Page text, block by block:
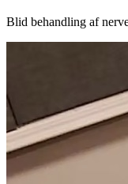
Blid behandling af